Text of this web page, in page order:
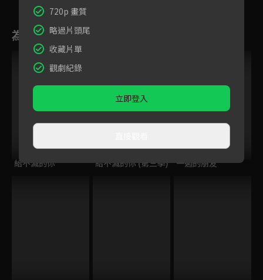
為您推薦
給不滅的你 給不滅的你 (第三季) 一週的朋友
720p 畫質
略過片頭尾
收藏片單
觀劇紀錄
立即登入